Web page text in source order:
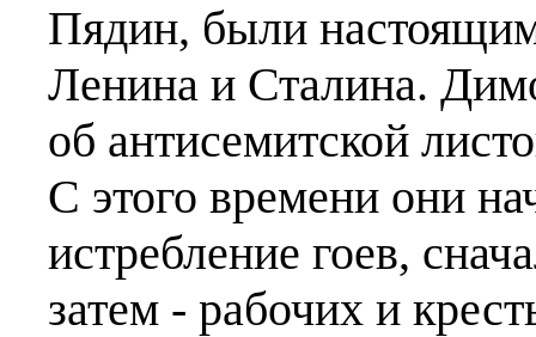
Пядин, были
Ленина и Сталина.
об антисемитской
С этого времени они
истребление гоев,
затем - рабочих и